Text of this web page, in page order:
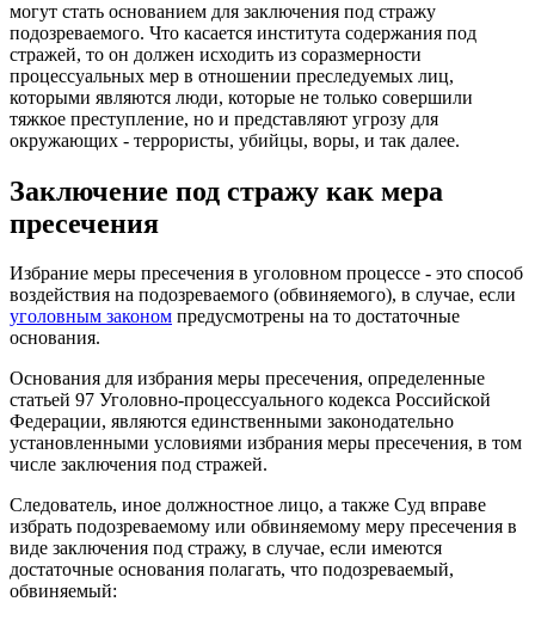
могут стать основанием для заключения под стражу
подозреваемого. Что касается института содержания под
стражей, то он должен исходить из соразмерности
процессуальных мер в отношении преследуемых лиц,
которыми являются люди, которые не только совершили
тяжкое преступление, но и представляют угрозу для
окружающих - террористы, убийцы, воры, и так далее.
Заключение под стражу как мера
пресечения
Избрание меры пресечения в уголовном процессе - это способ
воздействия на подозреваемого (обвиняемого), в случае, если
уголовным законом предусмотрены на то достаточные
основания.
Основания для избрания меры пресечения, определенные
статьей 97 Уголовно-процессуального кодекса Российской
Федерации, являются единственными законодательно
установленными условиями избрания меры пресечения, в том
числе заключения под стражей.
Следователь, иное должностное лицо, а также Суд вправе
избрать подозреваемому или обвиняемому меру пресечения в
виде заключения под стражу, в случае, если имеются
достаточные основания полагать, что подозреваемый,
обвиняемый: